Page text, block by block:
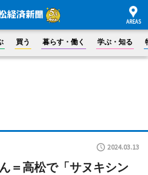
買う 暮らす・働く 学ぶ・知る
2024.03.13
＝高松で「サヌキシン